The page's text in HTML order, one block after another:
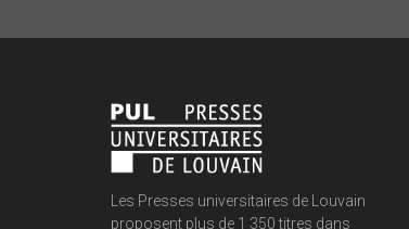
Les Presses universitaires de Louvain
proposent plus de 1 350 titres dans